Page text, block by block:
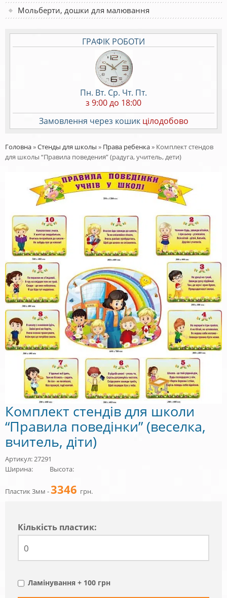
Мольберти, дошки для малювання
ГРАФІК РОБОТИ
Пн. Вт. Ср. Чт. Пт.
з 9:00 до 18:00
Замовлення через кошик цілодобово
Головна»Стенды для школы » Права ребенка» Комплект стендов
для школы “Правила поведения” (радуга, учитель, дети)
Комплект стендів для школи
“Правила поведінки” (веселка,
вчитель, діти)
Артикул: 27291
Ширина:
Высота:
Пластик 3мм -3346 грн.
Кiлькiсть пластик:
Ламінування + 100 грн